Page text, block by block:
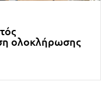
ολοκλήρωσης